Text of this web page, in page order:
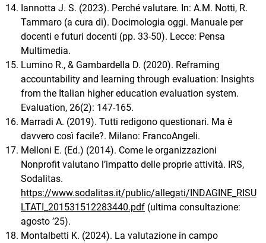
Iannotta J. S. (2023). Perché valutare. In: A.M. Notti, R.
Tammaro (a cura di). Docimologia oggi. Manuale per
docenti e futuri docenti (pp. 33-50). Lecce: Pensa
Multimedia.
Lumino R., & Gambardella D. (2020). Reframing
accountability and learning through evaluation: Insights
from the Italian higher education evaluation system.
Evaluation, 26(2): 147-165.
Marradi A. (2019). Tutti redigono questionari. Ma è
davvero così facile?. Milano: FrancoAngeli.
Melloni E. (Ed.) (2014). Come le organizzazioni
Nonprofit valutano l’impatto delle proprie attività. IRS,
Sodalitas.
https://www.sodalitas.it/public/allegati/INDAGINE_RISU
LTATI_201531512283440.pdf (ultima consultazione:
agosto ’25).
Montalbetti K. (2024). La valutazione in campo